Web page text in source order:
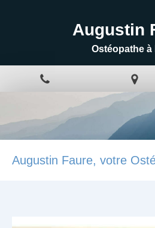
Augustin
Ostéopathe à
Augustin Faure, votre